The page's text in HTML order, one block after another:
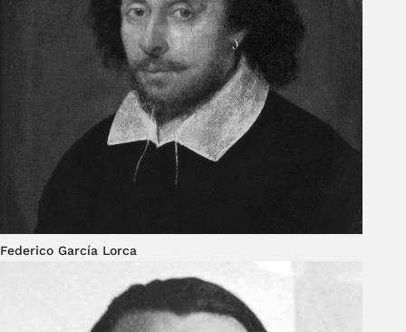
Federico García Lorca